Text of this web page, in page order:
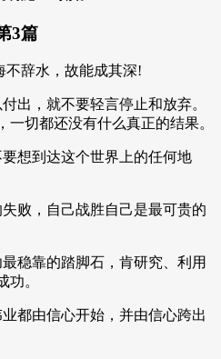
3篇
不辞水，故能成其深!
出，就不要轻言停止和放弃。
切都还没有什么真正的结果。
想到达这个世界上的任何地
败，自己战胜自己是最可贵的
稳靠的踏脚石，肯研究、利用
功。
都由信心开始，并由信心跨出